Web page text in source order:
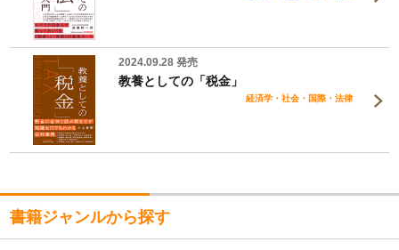
2024.09.28 発売
教養としての「税金」
経済学・社会・国際・法律
書籍ジャンルから探す